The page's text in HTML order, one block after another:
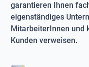
garantieren Ihnen
eigenständiges
MitarbeiterInnen und
Kunden verweisen.